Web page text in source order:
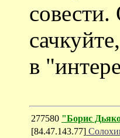
в
277580 "Борис
[84.47.143.77]